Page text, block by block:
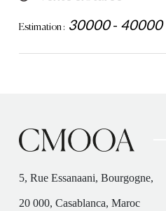
Estimation : 30000- 40000
5, Rue Essanaani, Bourgogne,
20 000, Casablanca, Maroc